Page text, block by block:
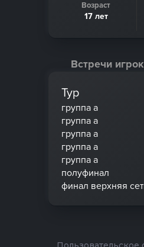
Возраст
17 лет
Встречи
Тур
группа a
группа a
группа a
группа a
группа a
полуфинал
финал верхняя